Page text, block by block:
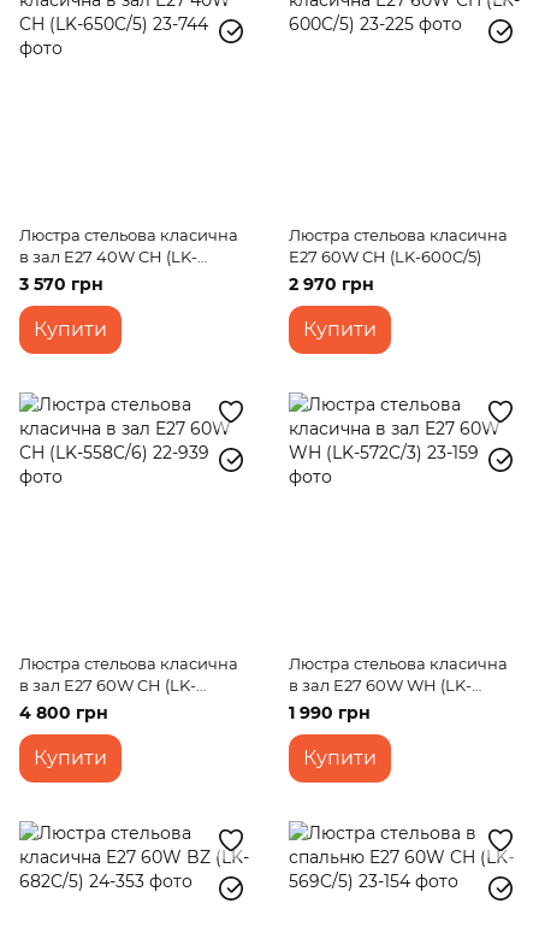
Люстра стельова класична
в зал E27 40W CH (LK-
650C/5)
3 570 грн
Купити
Люстра стельова класична
E27 60W CH (LK-600C/5)
2 970 грн
Купити
Люстра стельова класична
в зал E27 60W CH (LK-
558C/6)
4 800 грн
Купити
Люстра стельова класична
в зал E27 60W WH (LK-
572C/3)
1 990 грн
Купити